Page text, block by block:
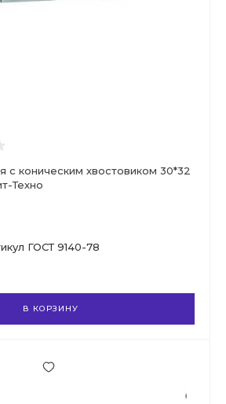
с коническим хвостовиком 30*32
Техно
ГОСТ 9140-78
В КОРЗИНУ